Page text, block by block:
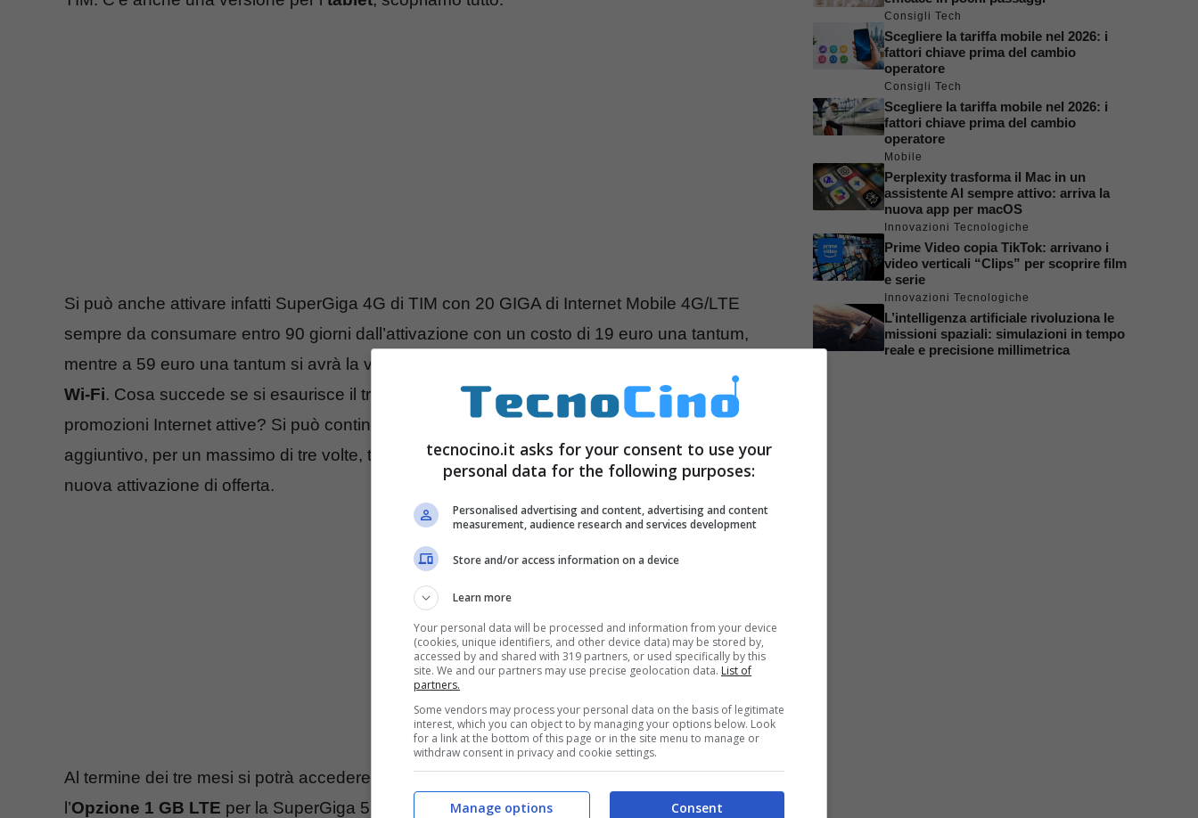
Si può anche attivare infatti SuperGiga 4G di TIM con 20 GIGA di Internet Mobile 4G/LTE
sempre da consumare entro 90 giorni dall’attivazione con un costo di 19 euro una tantum,
mentre a 59 euro una tantum si avrà la versione
Wi-Fi. Cosa succede se si esaurisce il traffico dati prima dei 90 giorni e non si hanno altre
promozioni Internet attive? Si può continuare a navigare al prezzo di 3 euro per 1GB
aggiuntivo, per un massimo di tre volte, terminate le quali non si potrà più navigare fino a
nuova attivazione di offerta.
Al termine dei tre mesi si potrà accedere a 1 GB a un prezzo di 5 euro ogni 4 settimane con
l’Opzione 1 GB LTE per la SuperGiga 5 GB, 5 GB a 10 euro ogni 4 settimane con l’offerta
Consigli Tech
Scegliere la tariffa mobile nel 2026: i
fattori chiave prima del cambio
operatore
Consigli Tech
Scegliere la tariffa mobile nel 2026: i
fattori chiave prima del cambio
operatore
Mobile
Perplexity trasforma il Mac in un
assistente AI sempre attivo: arriva la
nuova app per macOS
Innovazioni Tecnologiche
Prime Video copia TikTok: arrivano i
video verticali “Clips” per scoprire film
e serie
Innovazioni Tecnologiche
L’intelligenza artificiale rivoluziona le
missioni spaziali: simulazioni in tempo
reale e precisione millimetrica
tecnocino.it asks for your consent to use your
personal data for the following purposes:
Personalised advertising and content, advertising and content
measurement, audience research and services development
Store and/or access information on a device
Learn more
Your personal data will be processed and information from your device
(cookies, unique identifiers, and other device data) may be stored by,
accessed by and shared with 319 partners, or used specifically by this
site. We and our partners may use precise geolocation data. List of
partners.
Some vendors may process your personal data on the basis of legitimate
interest, which you can object to by managing your options below. Look
for a link at the bottom of this page or in the site menu to manage or
withdraw consent in privacy and cookie settings.
Consent
Manage options